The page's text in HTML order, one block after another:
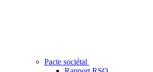
Pacte sociétal